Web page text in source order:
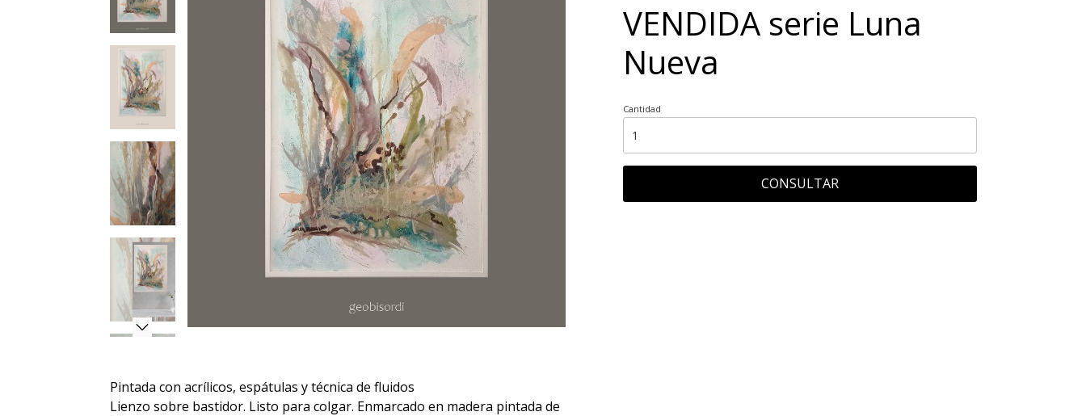
Pintada con acrílicos, espátulas y técnica de fluidos
Lienzo sobre bastidor. Listo para colgar. Enmarcado en madera pintada de
VENDIDA serie Luna
Nueva
Cantidad
CONSULTAR